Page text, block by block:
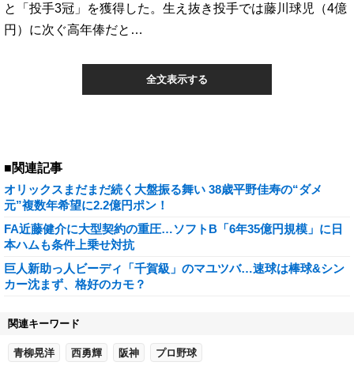
と「投手3冠」を獲得した。生え抜き投手では藤川球児（4億
円）に次ぐ高年俸だと…
全文表示する
■関連記事
オリックスまだまだ続く大盤振る舞い 38歳平野佳寿の“ダメ
元”複数年希望に2.2億円ポン！
FA近藤健介に大型契約の重圧…ソフトB「6年35億円規模」に日
本ハムも条件上乗せ対抗
巨人新助っ人ビーディ「千賀級」のマユツバ…速球は棒球&シン
カー沈まず、格好のカモ？
関連キーワード
青柳晃洋 西勇輝 阪神 プロ野球